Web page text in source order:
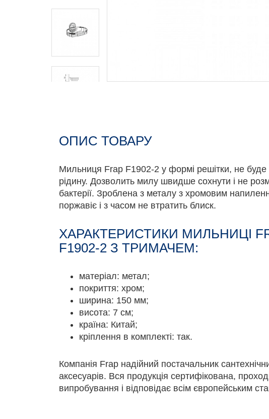
ОПИС ТОВАРУ
Мильниця Frap F1902-2 у формі решітки, не буде
рідину. Дозволить милу швидше сохнути і не
бактерії. Зроблена з металу з хромовим
поржавіє і з часом не втратить блиск.
ХАРАКТЕРИСТИКИ МИЛЬНИЦІ
F1902-2 З ТРИМАЧЕМ:
матеріал: метал;
покриття: хром;
ширина: 150 мм;
висота: 7 см;
країна: Китай;
кріплення в комплекті: так.
Компанія Frap надійний постачальник
аксесуарів. Вся продукція сертифікована,
випробування і відповідає всім європейським